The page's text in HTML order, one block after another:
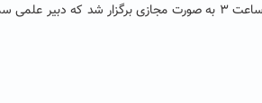
اختتامیه ی سمینار نیز روز پنجشنبه ۹ بهمن ماه بعد از سخنرانی خانم ایلشویچ در ساعت ۳ به صورت مجازی برگزار شد